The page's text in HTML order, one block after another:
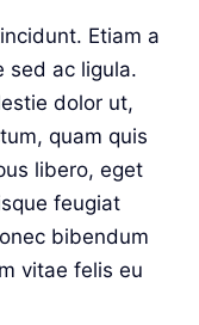
Etiam a
sed ac ligula.
dolor ut,
quam quis
libero, eget
feugiat
bibendum
vitae felis eu